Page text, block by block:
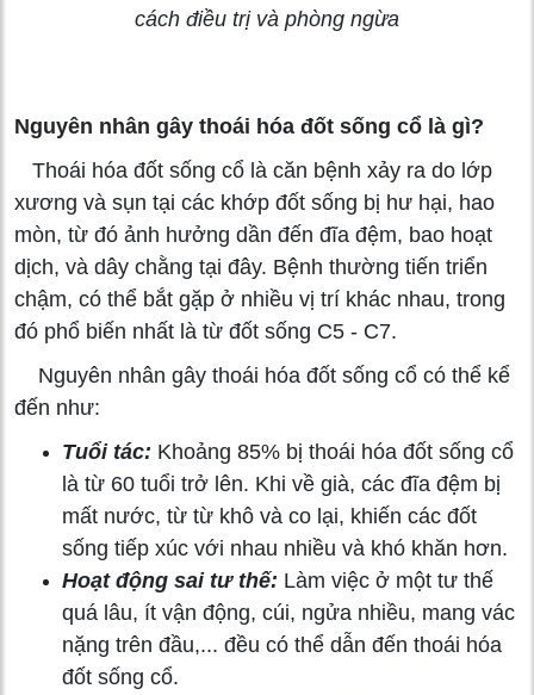
cách điều trị và phòng ngừa
Nguyên nhân gây thoái hóa đốt sống cổ là gì?
Thoái hóa đốt sống cổ là căn bệnh xảy ra do lớp
xương và sụn tại các khớp đốt sống bị hư hại, hao
mòn, từ đó ảnh hưởng dần đến đĩa đệm, bao hoạt
dịch, và dây chằng tại đây. Bệnh thường tiến triển
chậm, có thể bắt gặp ở nhiều vị trí khác nhau, trong
đó phổ biến nhất là từ đốt sống C5 - C7.
Nguyên nhân gây thoái hóa đốt sống cổ có thể kể
đến như:
Tuổi tác: Khoảng 85% bị thoái hóa đốt sống cổ
là từ 60 tuổi trở lên. Khi về già, các đĩa đệm bị
mất nước, từ từ khô và co lại, khiến các đốt
sống tiếp xúc với nhau nhiều và khó khăn hơn.
Hoạt động sai tư thế: Làm việc ở một tư thế
quá lâu, ít vận động, cúi, ngửa nhiều, mang vác
nặng trên đầu,... đều có thể dẫn đến thoái hóa
đốt sống cổ.